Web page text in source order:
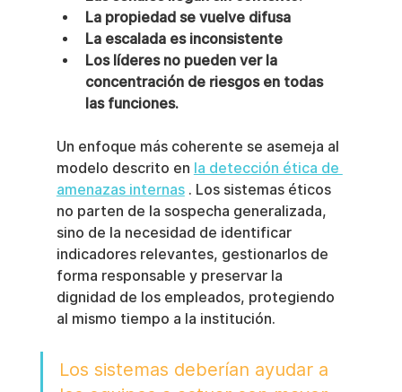
La propiedad se vuelve difusa
La escalada es inconsistente
Los líderes no pueden ver la
concentración de riesgos en todas
las funciones.
Un enfoque más coherente se asemeja al
modelo descrito en la detección ética de
amenazas internas . Los sistemas éticos
no parten de la sospecha generalizada,
sino de la necesidad de identificar
indicadores relevantes, gestionarlos de
forma responsable y preservar la
dignidad de los empleados, protegiendo
al mismo tiempo a la institución.
Los sistemas deberían ayudar a